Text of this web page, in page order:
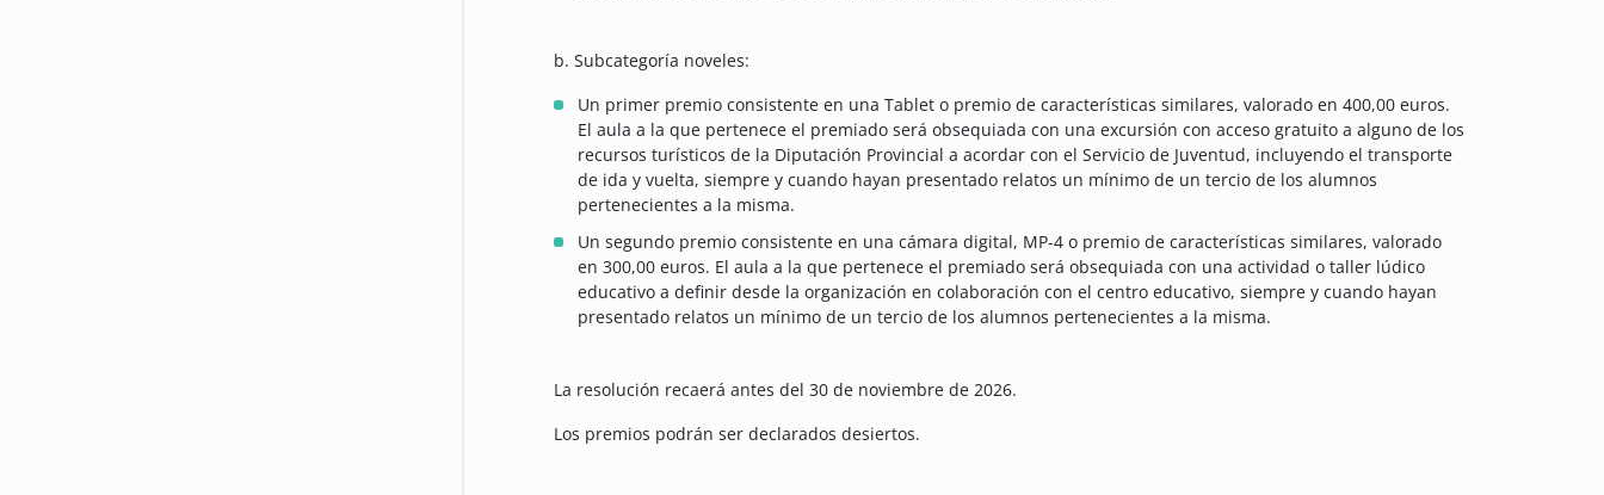
b. Subcategoría noveles:
Un primer premio consistente en una Tablet o premio de características similares, valorado en 400,00 euros.
El aula a la que pertenece el premiado será obsequiada con una excursión con acceso gratuito a alguno de los
recursos turísticos de la Diputación Provincial a acordar con el Servicio de Juventud, incluyendo el transporte
de ida y vuelta, siempre y cuando hayan presentado relatos un mínimo de un tercio de los alumnos
pertenecientes a la misma.
Un segundo premio consistente en una cámara digital, MP-4 o premio de características similares, valorado
en 300,00 euros. El aula a la que pertenece el premiado será obsequiada con una actividad o taller lúdico
educativo a definir desde la organización en colaboración con el centro educativo, siempre y cuando hayan
presentado relatos un mínimo de un tercio de los alumnos pertenecientes a la misma.
La resolución recaerá antes del 30 de noviembre de 2026.
Los premios podrán ser declarados desiertos.